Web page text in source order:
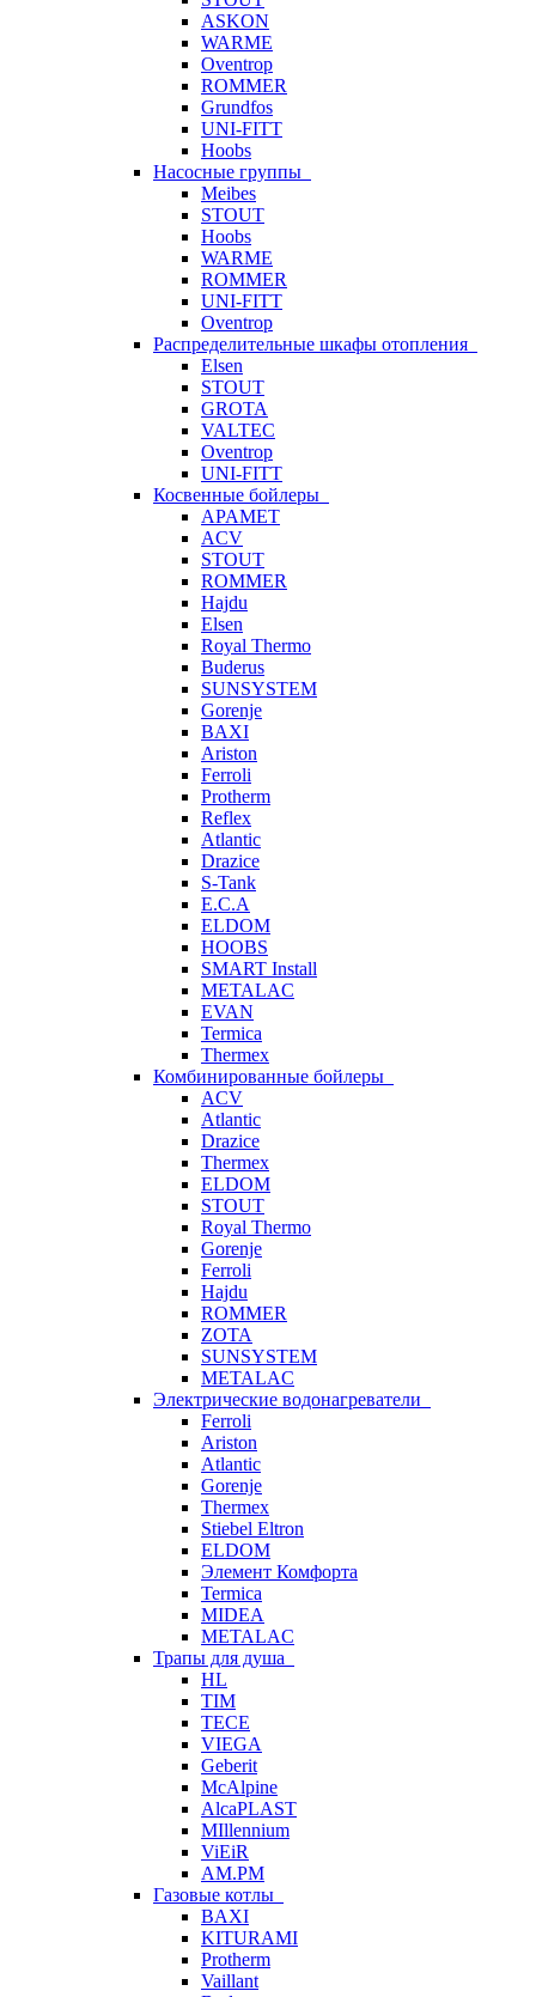
ASKON
WARME
Oventrop
ROMMER
Grundfos
UNI-FITT
Hoobs
Насосные группы
Meibes
STOUT
Hoobs
WARME
ROMMER
UNI-FITT
Oventrop
Распределительные шкафы отопления
Elsen
STOUT
GROTA
VALTEC
Oventrop
UNI-FITT
Косвенные бойлеры
APAMET
ACV
STOUT
ROMMER
Hajdu
Elsen
Royal Thermo
Buderus
SUNSYSTEM
Gorenje
BAXI
Ariston
Ferroli
Protherm
Reflex
Atlantic
Drazice
S-Tank
E.C.A
ELDOM
HOOBS
SMART Install
METALAC
EVAN
Termica
Thermex
Комбинированные бойлеры
ACV
Atlantic
Drazice
Thermex
ELDOM
STOUT
Royal Thermo
Gorenje
Ferroli
Hajdu
ROMMER
ZOTA
SUNSYSTEM
METALAC
Электрические водонагреватели
Ferroli
Ariston
Atlantic
Gorenje
Thermex
Stiebel Eltron
ELDOM
Элемент Комфорта
Termica
MIDEA
METALAC
Трапы для душа
HL
TIM
TECE
VIEGA
Geberit
McAlpine
AlcaPLAST
MIllennium
ViEiR
AM.PM
Газовые котлы
BAXI
KITURAMI
Protherm
Vaillant